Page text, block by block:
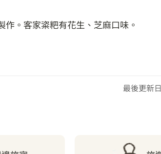
。客家粢粑有花生、芝麻口味。
最後更新